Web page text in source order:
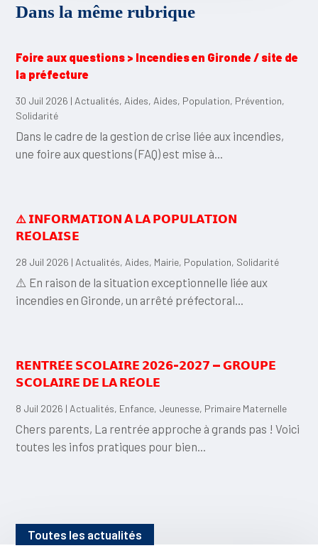
Dans la même rubrique
Foire aux questions > Incendies en Gironde / site de
la préfecture
30 Juil 2026 | Actualités, Aides, Aides, Population, Prévention,
Solidarité
Dans le cadre de la gestion de crise liée aux incendies,
une foire aux questions (FAQ) est mise à...
⚠️ 𝗜𝗡𝗙𝗢𝗥𝗠𝗔𝗧𝗜𝗢𝗡 𝗔̀ 𝗟𝗔 𝗣𝗢𝗣𝗨𝗟𝗔𝗧𝗜𝗢𝗡
𝗥𝗘́𝗢𝗟𝗔𝗜𝗦𝗘
28 Juil 2026 | Actualités, Aides, Mairie, Population, Solidarité
⚠️ En raison de la situation exceptionnelle liée aux
incendies en Gironde, un arrêté préfectoral...
𝗥𝗘𝗡𝗧𝗥𝗘́𝗘 𝗦𝗖𝗢𝗟𝗔𝗜𝗥𝗘 𝟮𝟬𝟮𝟲-𝟮𝟬𝟮𝟳 — 𝗚𝗥𝗢𝗨𝗣𝗘
𝗦𝗖𝗢𝗟𝗔𝗜𝗥𝗘 𝗗𝗘 𝗟𝗔 𝗥𝗘́𝗢𝗟𝗘
8 Juil 2026 | Actualités, Enfance, Jeunesse, Primaire Maternelle
Chers parents, La rentrée approche à grands pas ! Voici
toutes les infos pratiques pour bien...
Toutes les actualités